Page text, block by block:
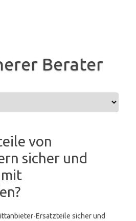
Berater
von
sicher und
Ersatzteile sicher und